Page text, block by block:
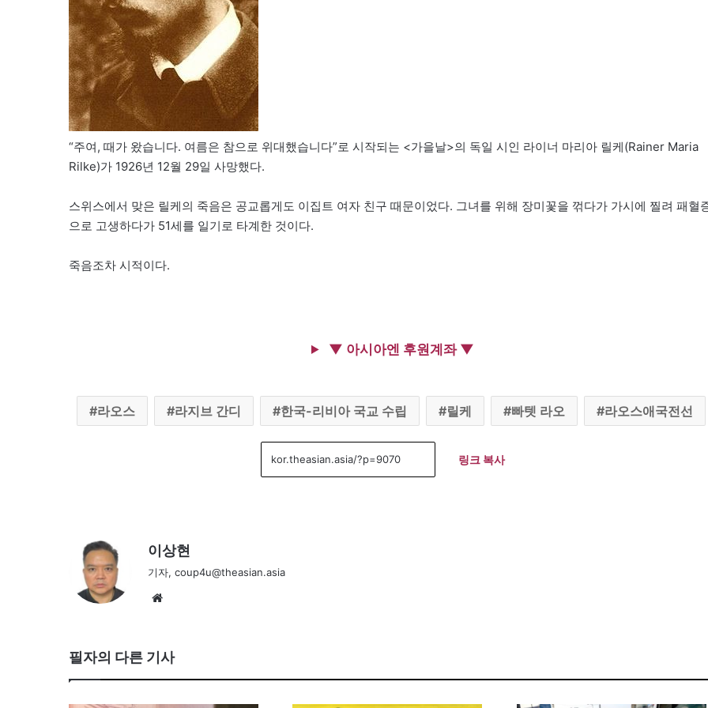
“주여, 때가 왔습니다. 여름은 참으로 위대했습니다”로 시작되는 <가을날>의 독일 시인 라이너 마리아 릴케(Rainer Maria
Rilke)가 1926년 12월 29일 사망했다.
스위스에서 맞은 릴케의 죽음은 공교롭게도 이집트 여자 친구 때문이었다. 그녀를 위해 장미꽃을 꺾다가 가시에 찔려 패혈
으로 고생하다가 51세를 일기로 타계한 것이다.
죽음조차 시적이다.
▼ 아시아엔 후원계좌 ▼
라오스 라지브 간디 한국-리비아 국교 수립 릴케 빠텟 라오 라오스애국전선
링크 복사
이상현
기자, coup4u@theasian.asia
필자의 다른 기사